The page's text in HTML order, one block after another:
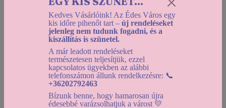
Helyszíni átvétel:
Holnap (2026-08-08) 12:30-tól
Házhozszállítás:
Holnap (2026-08-08) 12:30-tól
Használd adátumszűrőt, az elérhető kínálat
megtekintéséhez!
Kedves Vásárlóink! Az Édes Város egy
kis időre pihenőt tart – új rendeléseket
jelenleg nem tudunk fogadni, és a
kiszállítás is szünetel.
A már leadott rendeléseket
természetesen teljesítjük, ezzel
kapcsolatos ügyekben az alábbi
telefonszámon állunk rendelkezésre: 📞
+36202792463
Bízunk benne, hogy hamarosan újra
édesebbé varázsolhatjuk a várost 💛